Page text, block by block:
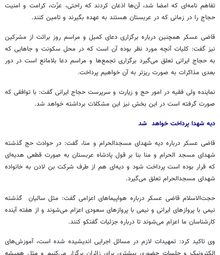
تفاهم نامه‌ای که امضا شد، آن‌ها اذعان کردند که راحتی، عزّت، کرامت و امنیت
حجاج را در زمانی که در عربستان هستند به عهده بگیرند و تامین کنند.
قاضی عسکر همچنین درباره برگزاری دعای کمیل و مراسم روز برائت از مشرکین
نیز گفت: کلیات آنچه مورد نظر بوده آن است که در محل سکونت و جاهایی که
به حجاج ایرانی تعلق می‌گیرد برگزاری تجمع‌ها و مراسم دعا بلامانع است در دور
بعدی مذاکرات به صورت ریزتر به آن خواهیم پرداخت.
نماینده ولی فقیه در امور حج و زیارت و سرپرست حجاج ایرانی گفت: با توافقی که
صورت گرفته است در این بخش نیز این مشکلات برداشته خواهد شد.
دیه شهدا پرداخت خواهد شد
قاضی عسکر درباره دیه شهدای مسجدالحرام و منا، گفت: در حوادث حج گذشته
شهدای مسجد الحرام و منا بنا بر قول پادشاه عربستان به صورت قطعی هدیه‌ای
که قرار بوده است پرداخت شود و دیه‌ای هم از طرف شرکت بن لادن به خانواده
شهدای مسجدالحرام تعلق می‌گیرد.
حجت‌الاسلام قاضی عسکر درباره هواپیماهای اعزامی گفت: مثل سالیان گذشته
نیمی با پروازهای ایرانی و نیمی با پروازهای سعودی اعزام می‌شوند و از هفته آینده
کارشناسان ما اعزام می‌شوند تا درباره جزئیات گفتکو کنند.
وی تاکید کرد: تمهیدات لازم در مسائل اجرایی اندیشیده شده است، آموزش‌های